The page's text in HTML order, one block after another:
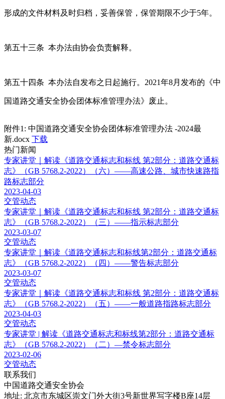
形成的文件材料及时归档，妥善保管，保管期限不少于5年。
第五十三条 本办法由协会负责解释。
第五十四条 本办法自发布之日起施行。2021年8月发布的《中
国道路交通安全协会团体标准管理办法》废止。
附件1: 中国道路交通安全协会团体标准管理办法 -2024最
新.docx 下载
热门新闻
专家讲堂｜解读《道路交通标志和标线 第2部分：道路交通标
志》（GB 5768.2-2022）（六）——高速公路、城市快速路指
路标志部分
2023-04-03
交管动态
专家讲堂｜解读《道路交通标志和标线 第2部分：道路交通标
志》（GB 5768.2-2022）（三）——指示标志部分
2023-03-07
交管动态
专家讲堂｜解读《道路交通标志和标线第2部分：道路交通标
志》（GB 5768.2-2022）（四）——警告标志部分
2023-03-07
交管动态
专家讲堂｜解读《道路交通标志和标线 第2部分：道路交通标
志》（GB 5768.2-2022）（五）——一般道路指路标志部分
2023-04-03
交管动态
专家讲堂 | 解读《道路交通标志和标线第2部分：道路交通标
志》（GB 5768.2-2022）（二）—禁令标志部分
2023-02-06
交管动态
联系我们
中国道路交通安全协会
地址: 北京市东城区崇文门外大街3号新世界写字楼B座14层